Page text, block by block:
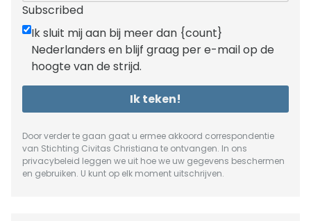
Subscribed
Ik sluit mij aan bij meer dan {count}
Nederlanders en blijf graag per e-mail op de
hoogte van de strijd.
Ik teken!
Door verder te gaan gaat u ermee akkoord correspondentie
van Stichting Civitas Christiana te ontvangen. In ons
privacybeleid leggen we uit hoe we uw gegevens beschermen
en gebruiken. U kunt op elk moment uitschrijven.